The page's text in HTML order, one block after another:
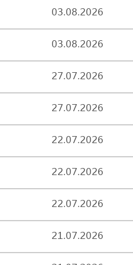
03.08.2026
03.08.2026
27.07.2026
27.07.2026
22.07.2026
22.07.2026
22.07.2026
21.07.2026